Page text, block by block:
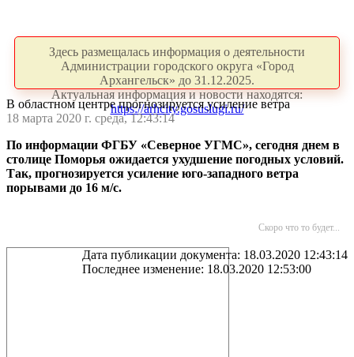
Здесь размещалась информация о деятельности
Администрации городского округа «Город
Архангельск» до 31.12.2025.
Актуальная информация и новости находятся:
https://arhcity.gosuslugi.ru/
В областном центре прогнозируется усиление ветра
18 марта 2020 г. среда, 12:43:14
По информации ФГБУ «Северное УГМС», сегодня днем в
столице Поморья ожидается ухудшение погодных условий.
Так, прогнозируется усиление юго-западного ветра
порывами до 16 м/с.
Скоро что то будет...
Дата публикации документа: 18.03.2020 12:43:14
Последнее изменение: 18.03.2020 12:53:00